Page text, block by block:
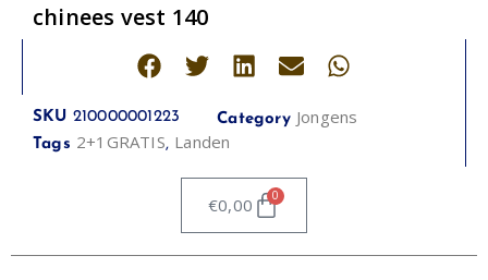
chinees vest 140
SKU 210000001223 Category Jongens
Tags 2+1GRATIS, Landen
€0,00 0